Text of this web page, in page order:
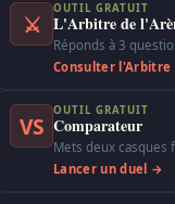
⚔
OUTIL GRATUIT
L'Arbitre de
Réponds à 3
Consulter
VS
OUTIL GRATUIT
Comparateur
Mets deux casques
Lancer un duel →